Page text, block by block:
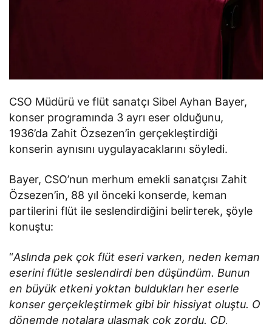
CSO Müdürü ve flüt sanatçı Sibel Ayhan Bayer,
konser programında 3 ayrı eser olduğunu,
1936’da Zahit Özsezen’in gerçekleştirdiği
konserin aynısını uygulayacaklarını söyledi.
Bayer, CSO’nun merhum emekli sanatçısı Zahit
Özsezen’in, 88 yıl önceki konserde, keman
partilerini flüt ile seslendirdiğini belirterek, şöyle
konuştu:
“Aslında pek çok flüt eseri varken, neden keman
eserini flütle seslendirdi ben düşündüm. Bunun
en büyük etkeni yoktan buldukları her eserle
konser gerçekleştirmek gibi bir hissiyat oluştu. O
dönemde notalara ulaşmak çok zordu. CD,